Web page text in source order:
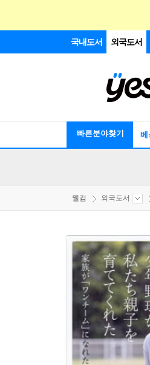
국내도서 외국도서
빠른분야찾기 베
웰컴 외국도서